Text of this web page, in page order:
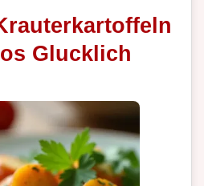
Glucklich